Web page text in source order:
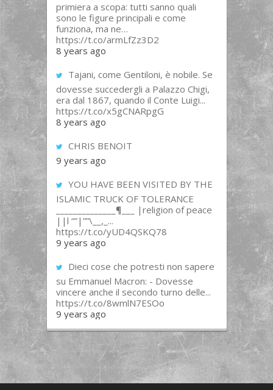
primiera a scopa: tutti sanno quali
sono le figure principali e come
funziona, ma ne…
https://t.co/armLfZz3D2
8 years ago
Tajani, come Gentiloni, è nobile. Se
dovesse succedergli a Palazzo Chigi,
era dal 1867, quando il Conte Luigi...
https://t.co/x5gCNARpgG
8 years ago
CHRIS BENOIT
9 years ago
YOU HAVE BEEN VISITED BY THE
ISLAMIC TRUCK OF TOLERANCE
______________¶___ |religion of peace
||l “”|””\__,_...
https://t.co/yUD4QSKQ78
9 years ago
Dieci cose che potresti non sapere
su Emmanuel Macron: - Dovesse
vincere anche il secondo turno delle...
https://t.co/8wmlN7ESOo
9 years ago